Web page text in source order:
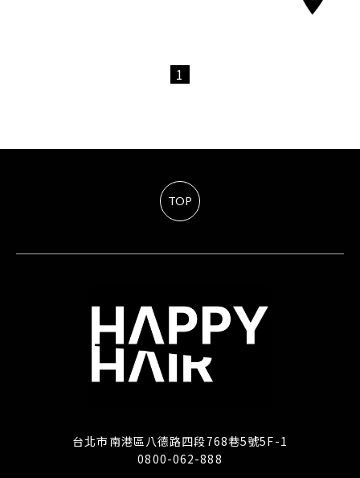
1
TOP
台北市南港區八德路四段768巷5號5F-1
0800-062-888